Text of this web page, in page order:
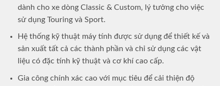
dành cho xe dòng Classic & Custom, lý tưởng cho việc
sử dụng Touring và Sport.
Hệ thống kỹ thuật máy tính được sử dụng để thiết kế và
sản xuất tất cả các thành phần và chỉ sử dụng các vật
liệu có đặc tính kỹ thuật và cơ khí cao cấp.
Gia công chính xác cao với mục tiêu để cải thiện độ